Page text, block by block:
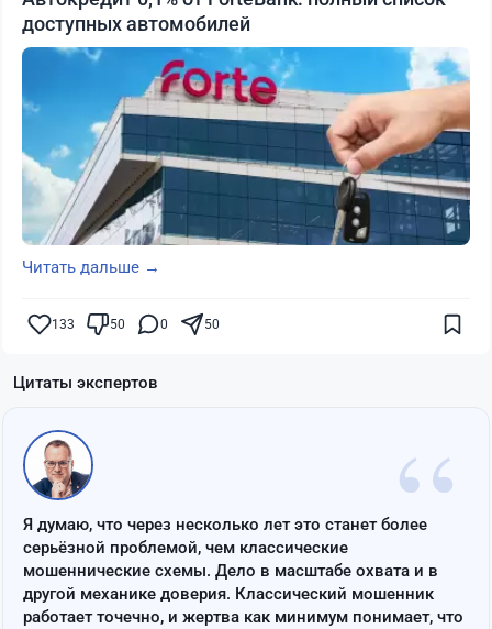
доступных автомобилей
Читать дальше →
133 50 0 50
Цитаты экспертов
“
Я думаю, что через несколько лет это станет более
серьёзной проблемой, чем классические
мошеннические схемы. Дело в масштабе охвата и в
другой механике доверия. Классический мошенник
работает точечно, и жертва как минимум понимает, что